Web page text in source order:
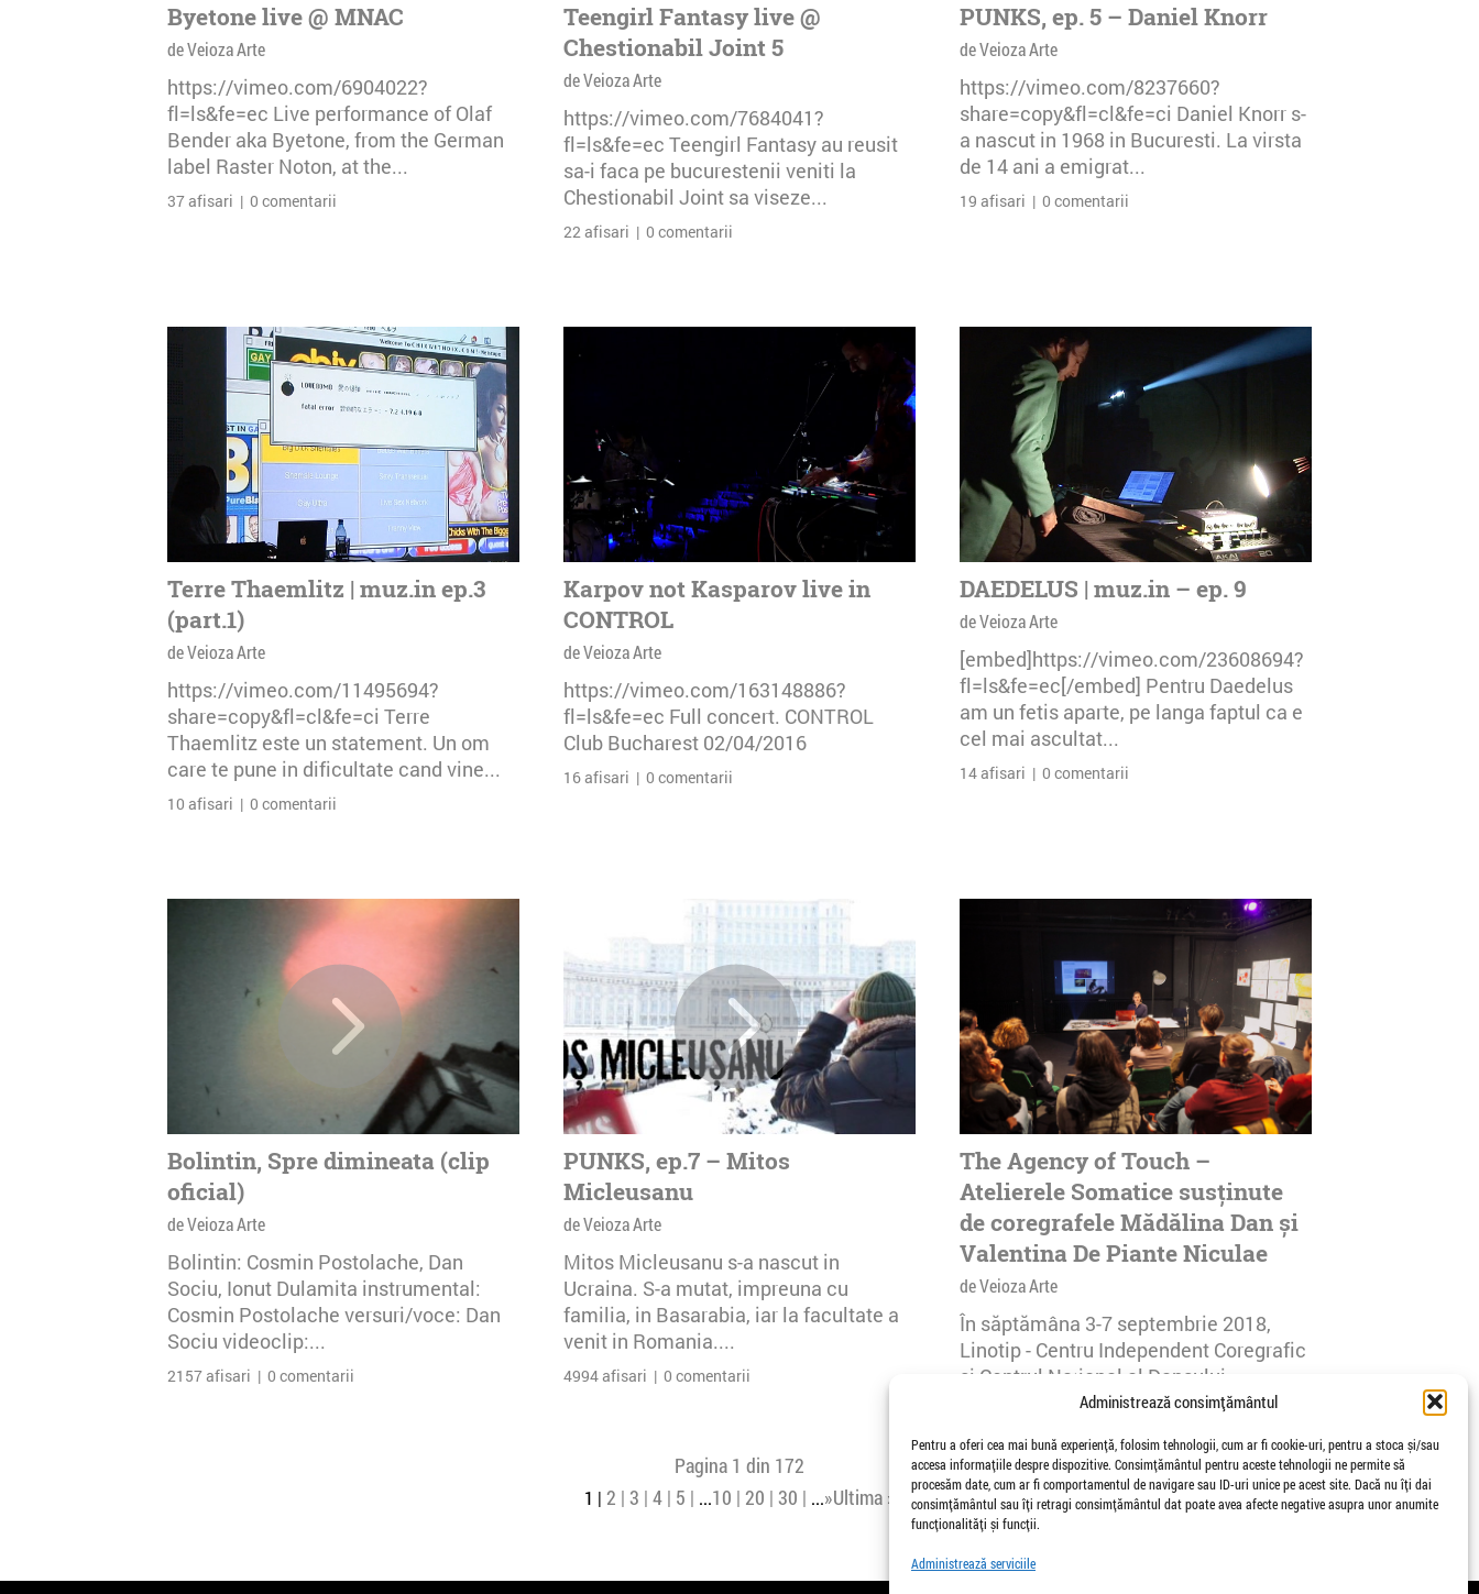
Administrează consimțământul
Pentru a oferi cea mai bună experiență, folosim tehnologii, cum ar fi cookie-uri, pentru a stoca și/sau
accesa informațiile despre dispozitive. Consimțământul pentru aceste tehnologii ne permite să
procesăm date, cum ar fi comportamentul de navigare sau ID-uri unice pe acest site. Dacă nu îți dai
consimțământul sau îți retragi consimțământul dat poate avea afecte negative asupra unor anumite
funcționalități și funcții.
Administrează serviciile
Byetone live @ MNAC
de Veioza Arte
https://vimeo.com/6904022?
fl=ls&fe=ec Live performance of Olaf
Bender aka Byetone, from the German
label Raster Noton, at the...
37 afisari | 0 comentarii
Teengirl Fantasy live @
Chestionabil Joint 5
de Veioza Arte
https://vimeo.com/7684041?
fl=ls&fe=ec Teengirl Fantasy au reusit
sa-i faca pe bucurestenii veniti la
Chestionabil Joint sa viseze...
22 afisari | 0 comentarii
PUNKS, ep. 5 – Daniel Knorr
de Veioza Arte
https://vimeo.com/8237660?
share=copy&fl=cl&fe=ci Daniel Knorr s-
a nascut in 1968 in Bucuresti. La virsta
de 14 ani a emigrat...
19 afisari | 0 comentarii
Terre Thaemlitz | muz.in ep.3
(part.1)
de Veioza Arte
https://vimeo.com/11495694?
share=copy&fl=cl&fe=ci Terre
Thaemlitz este un statement. Un om
care te pune in dificultate cand vine...
10 afisari | 0 comentarii
Karpov not Kasparov live in
CONTROL
de Veioza Arte
https://vimeo.com/163148886?
fl=ls&fe=ec Full concert. CONTROL
Club Bucharest 02/04/2016
16 afisari | 0 comentarii
DAEDELUS | muz.in – ep. 9
de Veioza Arte
[embed]https://vimeo.com/23608694?
fl=ls&fe=ec[/embed] Pentru Daedelus
am un fetis aparte, pe langa faptul ca e
cel mai ascultat...
14 afisari | 0 comentarii
Bolintin, Spre dimineata (clip
oficial)
de Veioza Arte
Bolintin: Cosmin Postolache, Dan
Sociu, Ionut Dulamita instrumental:
Cosmin Postolache versuri/voce: Dan
Sociu videoclip:...
2157 afisari | 0 comentarii
PUNKS, ep.7 – Mitos
Micleusanu
de Veioza Arte
Mitos Micleusanu s-a nascut in
Ucraina. S-a mutat, impreuna cu
familia, in Basarabia, iar la facultate a
venit in Romania....
4994 afisari | 0 comentarii
The Agency of Touch –
Atelierele Somatice susținute
de coregrafele Mădălina Dan și
Valentina De Piante Niculae
de Veioza Arte
În săptămâna 3-7 septembrie 2018,
Linotip - Centru Independent Coregrafic
și Centrul Național al Dansului
26 afisari | 0 comentarii
Pagina 1 din 172
1 2 3 4 5 ...10 20 30 ...»Ultima »